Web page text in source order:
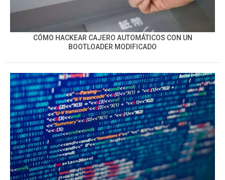
CÓMO HACKEAR CAJERO AUTOMÁTICOS CON UN
BOOTLOADER MODIFICADO